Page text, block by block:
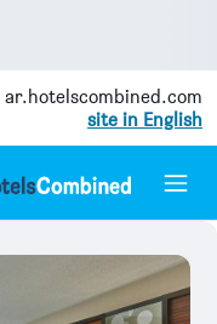
ar.hotelscombined.com
site in English